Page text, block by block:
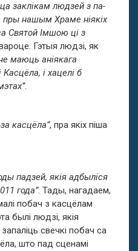
заклікам людзей з па-
пры нашым Храме ніякіх
Святой Імшою ці з
Гэтыя людзі, як
маюць аніякага
і хацелі б
.
касцёла”, пра якіх піша
падзей, якія адбыліся
года”. Тады, нагадаем,
побач з касцёлам
былі людзі, якія
свечкі побач са
што пад сценамі